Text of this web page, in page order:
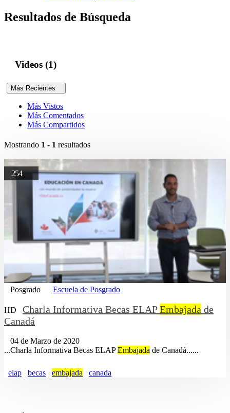
Resultados de Búsqueda
Videos (1)
Más Recientes
Más Vistos
Más Comentados
Más Compartidos
Mostrando 1 - 1 resultados
254
Posgrado Escuela de Posgrado
HD Charla Informativa Becas ELAPEmbajada de
Canadá
04 de Marzo de 2020
...Charla Informativa Becas ELAPEmbajada de Canadá......
elap becas embajada canada